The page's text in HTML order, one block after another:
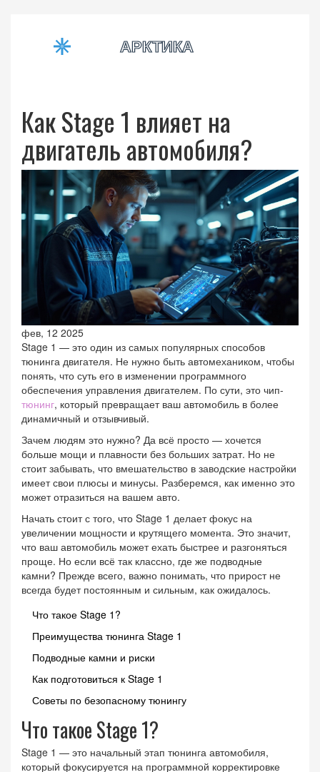
Как Stage 1 влияет на
двигатель автомобиля?
фев, 12 2025
Stage 1 — это один из самых популярных способов
тюнинга двигателя. Не нужно быть автомехаником, чтобы
понять, что суть его в изменении программного
обеспечения управления двигателем. По сути, это чип-
тюнинг, который превращает ваш автомобиль в более
динамичный и отзывчивый.
Зачем людям это нужно? Да всё просто — хочется
больше мощи и плавности без больших затрат. Но не
стоит забывать, что вмешательство в заводские настройки
имеет свои плюсы и минусы. Разберемся, как именно это
может отразиться на вашем авто.
Начать стоит с того, что Stage 1 делает фокус на
увеличении мощности и крутящего момента. Это значит,
что ваш автомобиль может ехать быстрее и разгоняться
проще. Но если всё так классно, где же подводные
камни? Прежде всего, важно понимать, что прирост не
всегда будет постоянным и сильным, как ожидалось.
Что такое Stage 1?
Преимущества тюнинга Stage 1
Подводные камни и риски
Как подготовиться к Stage 1
Советы по безопасному тюнингу
Что такое Stage 1?
Stage 1 — это начальный этап тюнинга автомобиля,
который фокусируется на программной корректировке